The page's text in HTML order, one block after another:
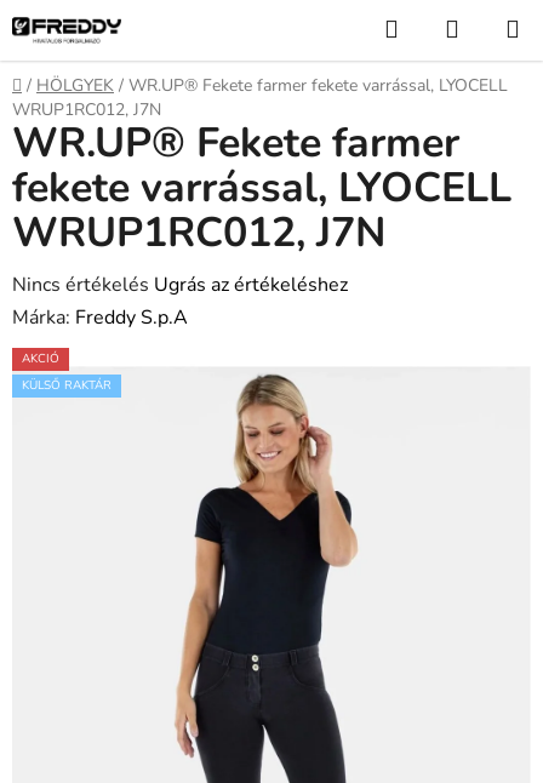
Ugrás
fő
tartalomhoz
KeresésKOSÁR
Kezdőlap
/ HÖLGYEK / WR.UP® Fekete farmer fekete varrással, LYOCELL
WRUP1RC012, J7N
WR.UP® Fekete farmer
fekete varrással, LYOCELL
WRUP1RC012, J7N
A
termék
átlagos
értékelése
Nincs értékelés Ugrás az értékeléshez
Márka: Freddy S.p.A
AKCIÓ
KÜLSŐ RAKTÁR